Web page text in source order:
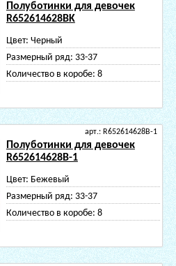
Полуботинки для девочек
R652614628BK
Цвет: Черный
Размерный ряд: 33-37
Количество в коробе: 8
арт.: R652614628B-1
Полуботинки для девочек
R652614628B-1
Цвет: Бежевый
Размерный ряд: 33-37
Количество в коробе: 8